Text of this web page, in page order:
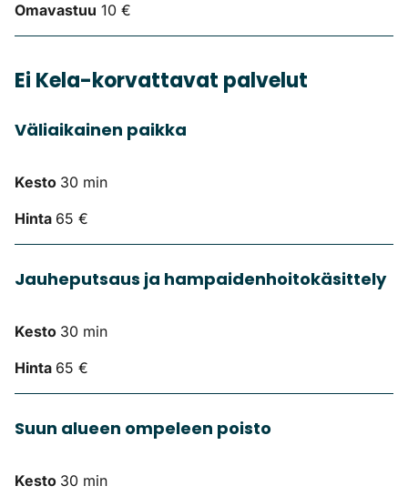
Omavastuu 10 €
Ei Kela-korvattavat palvelut
Väliaikainen paikka
Kesto 30 min
Hinta 65 €
Jauheputsaus ja hampaidenhoitokäsittely
Kesto 30 min
Hinta 65 €
Suun alueen ompeleen poisto
Kesto 30 min